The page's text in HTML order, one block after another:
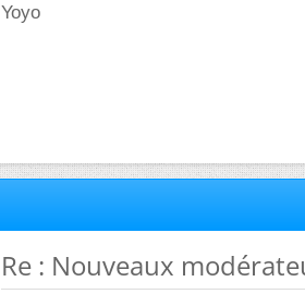
Yoyo
Re : Nouveaux